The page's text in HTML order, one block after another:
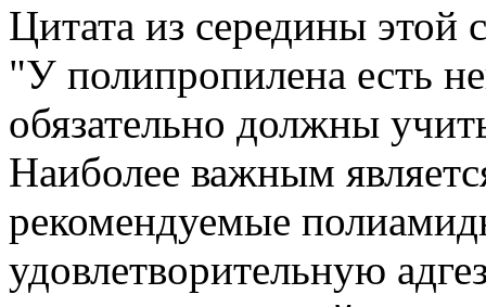
Цитата из середины этой
"У полипропилена есть
обязательно должны
Наиболее важным
рекомендуемые
удовлетворительную